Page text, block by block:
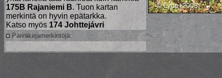
175B Rajaniemi B. Tuon kartan
merkintä on hyvin epätarkka.
Katso myös 174 Johttejávri
Päiväkirjamerkintöjä: